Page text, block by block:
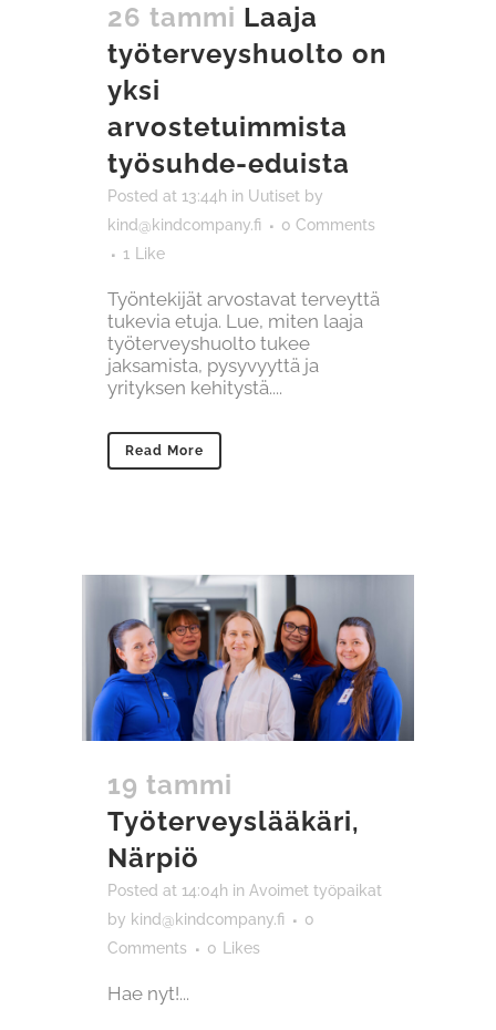
26 tammi Laaja
työterveyshuolto on
yksi
arvostetuimmista
työsuhde-eduista
Posted at 13:44h in Uutiset by
kind@kindcompany.fi
0 Comments
1 Like
Työntekijät arvostavat terveyttä
tukevia etuja. Lue, miten laaja
työterveyshuolto tukee
jaksamista, pysyvyyttä ja
yrityksen kehitystä....
Read More
19 tammi
Työterveyslääkäri,
Närpiö
Posted at 14:04h in Avoimet työpaikat
by kind@kindcompany.fi
0
Comments
0 Likes
Hae nyt!...